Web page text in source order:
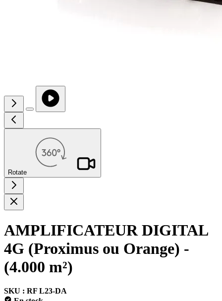
Rotate
AMPLIFICATEUR DIGITAL
4G (Proximus ou Orange) -
(4.000 m²)
SKU : RF L23-DA